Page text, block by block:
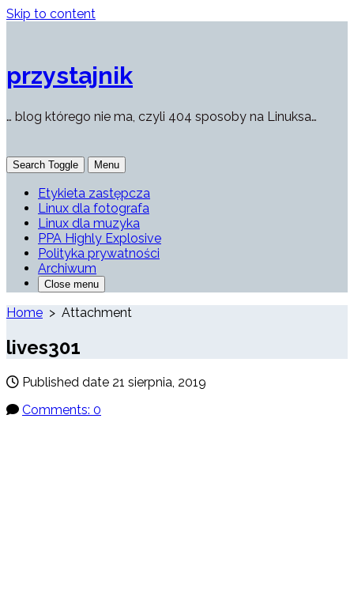
Skip to content
przystajnik
… blog którego nie ma, czyli 404 sposoby na Linuksa…
Search Toggle Menu
Etykieta zastępcza
Linux dla fotografa
Linux dla muzyka
PPA Highly Explosive
Polityka prywatności
Archiwum
Close menu
Home > Attachment
lives301
Published date 21 sierpnia, 2019
Comments: 0